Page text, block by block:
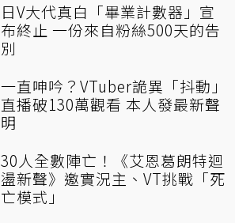
日V大代真白「畢業計數器」宣
布終止 一份來自粉絲500天的告
別
一直呻吟？VTuber詭異「抖動」
直播破130萬觀看 本人發最新聲
明
30人全數陣亡！《艾恩葛朗特迴
盪新聲》邀實況主、VT挑戰「死
亡模式」